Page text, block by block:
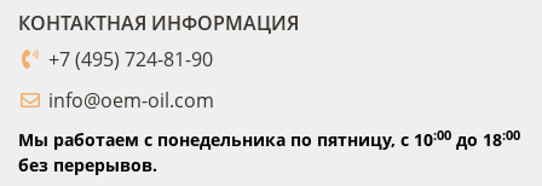
КОНТАКТНАЯ ИНФОРМАЦИЯ
+7 (495) 724-81-90
info@oem-oil.com
Мы работаем с понедельника по пятницу, с 10:00 до 18:00
без перерывов.